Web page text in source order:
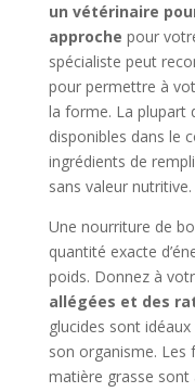
un vétérinaire
approche pour
spécialiste peut
pour permettre à
la forme. La plupart
disponibles dans le
ingrédients de
sans valeur nutritive.
Une nourriture de
quantité exacte
poids. Donnez à
allégées et des
glucides sont
son organisme. Les
matière grasse sont